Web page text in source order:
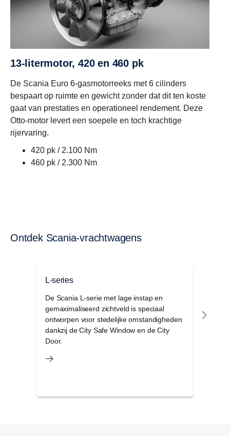
13-litermotor, 420 en 460 pk
De Scania Euro 6-gasmotorreeks met 6 cilinders
bespaart op ruimte en gewicht zonder dat dit ten koste
gaat van prestaties en operationeel rendement. Deze
Otto-motor levert een soepele en toch krachtige
rijervaring.
420 pk / 2.100 Nm
460 pk / 2.300 Nm
Ontdek Scania-vrachtwagens
L-series
De Scania L-serie met lage instap en
gemaximaliseerd zichtveld is speciaal
ontworpen voor stedelijke omstandigheden
dankzij de City Safe Window en de City
Door.